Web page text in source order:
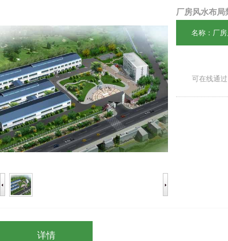
厂房风水布局
名称：厂
可在线通
详情